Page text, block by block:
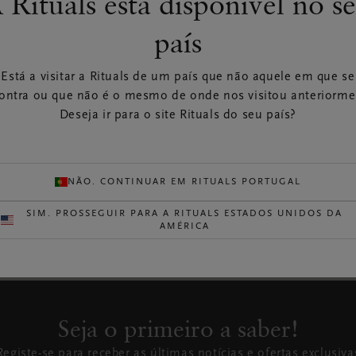
país
Está a visitar a Rituals de um país que não aquele em que se
ou que não é o mesmo de onde nos visitou
Deseja ir para o site Rituals do seu país?
NÃO. CONTINUAR EM RITUALS PORTUGAL
SIM. PROSSEGUIR PARA A RITUALS ESTADOS UNIDOS DA
AMÉRICA
Disponível para todas as suas perguntas de Segunda –
08:00 - 17:30 Sábado - Domingo 09:00 - 17:30.
AGORA
E-mail
Seja o primeiro a saber!